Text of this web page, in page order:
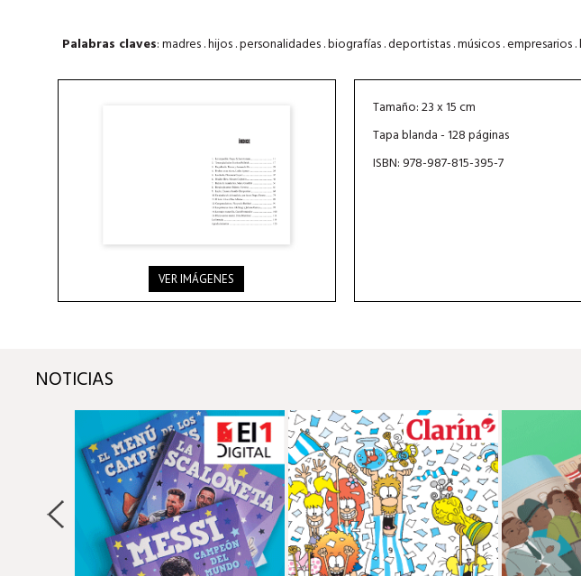
Palabras claves: madres . hijos . personalidades . biografías . deportistas . músicos . empresarios
VER IMÁGENES
Tamaño: 23 x 15 cm
Tapa blanda - 128 páginas
ISBN: 978-987-815-395-7
NOTICIAS